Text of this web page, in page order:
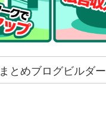
まとめブログビルダー